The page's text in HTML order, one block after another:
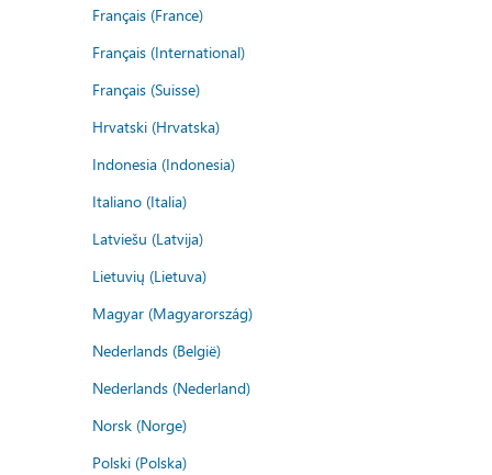
Français (France)
Français (International)
Français (Suisse)
Hrvatski (Hrvatska)
Indonesia (Indonesia)
Italiano (Italia)
Latviešu (Latvija)
Lietuvių (Lietuva)
Magyar (Magyarország)
Nederlands (België)
Nederlands (Nederland)
Norsk (Norge)
Polski (Polska)